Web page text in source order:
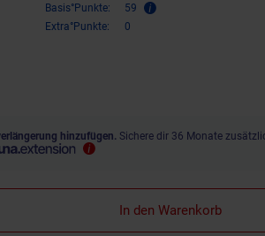
Basis°Punkte:
59
Extra°Punkte:
0
hinzufügen. Sichere dir 36 Monate
In den Warenkorb